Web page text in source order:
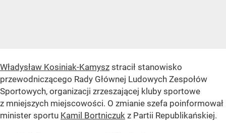
Władysław Kosiniak-Kamysz stracił stanowisko
przewodniczącego Rady Głównej Ludowych Zespołów
Sportowych, organizacji zrzeszającej kluby sportowe
z mniejszych miejscowości. O zmianie szefa poinformował
minister sportu Kamil Bortniczuk z Partii Republikańskiej.